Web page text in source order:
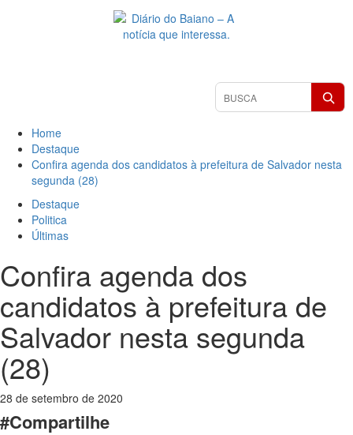
Pesquisar
Home
Destaque
Confira agenda dos candidatos à prefeitura de Salvador nesta
segunda (28)
Destaque
Politica
Últimas
Confira agenda dos
candidatos à prefeitura de
Salvador nesta segunda
(28)
28 de setembro de 2020
#Compartilhe